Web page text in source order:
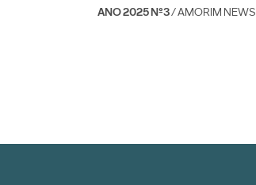
ANO 2025 Nº3/ AMORIM NEWS